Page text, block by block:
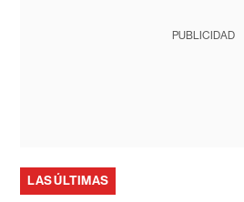
PUBLICIDAD
LAS ÚLTIMAS